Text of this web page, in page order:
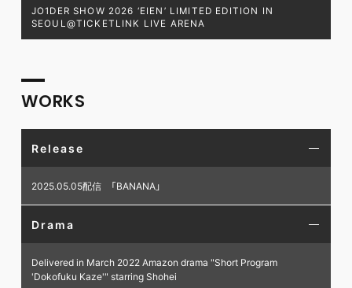
JO1DER SHOW 2026 ‘EIEN’ LIMITED EDITION IN
SEOUL@TICKETLINK LIVE ARENA
WORKS
Release
2025.05.05配信 「BANANA」
Drama
Delivered in March 2022 Amazon drama "Short Program
'Dokofuku Kaze'" starring Shohei